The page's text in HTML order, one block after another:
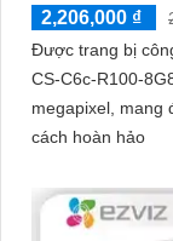
2,206,000 ₫
Được trang bị
CS-C6c-R100-
megapixel, mang
cách hoàn hảo